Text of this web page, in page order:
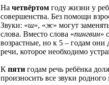
На четвёртом году жизни у
совершенства. Без помощи
Звуки: «ш», «ж» могут
слова. Вместо слова «пингвин»
возрастные, но к 5 – годам
речи, которое необходимо
К пяти годам речь ребёнка
произносить все звуки